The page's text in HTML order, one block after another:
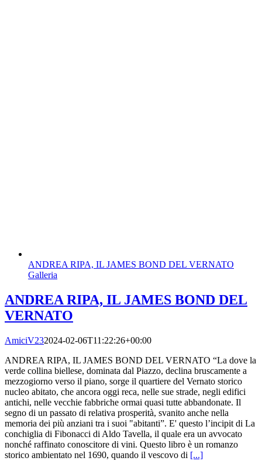
ANDREA RIPA, IL JAMES BOND DEL VERNATO
Galleria
ANDREA RIPA, IL JAMES BOND DEL
VERNATO
AmiciV232024-02-06T11:22:26+00:00
ANDREA RIPA, IL JAMES BOND DEL VERNATO “La dove la
verde collina biellese, dominata dal Piazzo, declina bruscamente a
mezzogiorno verso il piano, sorge il quartiere del Vernato storico
nucleo abitato, che ancora oggi reca, nelle sue strade, negli edifici
antichi, nelle vecchie fabbriche ormai quasi tutte abbandonate. Il
segno di un passato di relativa prosperità, svanito anche nella
memoria dei più anziani tra i suoi "abitanti”. E' questo l’incipit di La
conchiglia di Fibonacci di Aldo Tavella, il quale era un avvocato
nonché raffinato conoscitore di vini. Questo libro è un romanzo
storico ambientato nel 1690, quando il vescovo di [...]